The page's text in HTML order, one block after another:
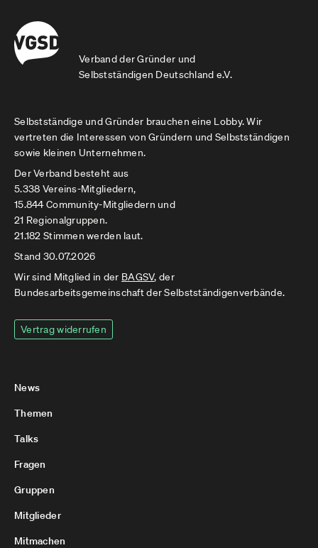
Verband der Gründer und
Selbstständigen Deutschland e.V.
Selbstständige und Gründer brauchen eine Lobby. Wir
vertreten die Interessen von Gründern und Selbstständigen
sowie kleinen Unternehmen.
Der Verband besteht aus
5.338 Vereins-Mitgliedern,
15.844 Community-Mitgliedern und
21 Regionalgruppen.
21.182 Stimmen werden laut.
Stand 30.07.2026
Wir sind Mitglied in der BAGSV, der
Bundesarbeitsgemeinschaft der Selbstständigenverbände.
Vertrag widerrufen
News
Themen
Talks
Fragen
Gruppen
Mitglieder
Mitmachen